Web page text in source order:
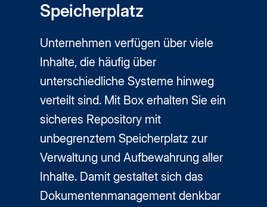
Speicherplatz
Unternehmen verfügen über viele
Inhalte, die häufig über
unterschiedliche Systeme hinweg
verteilt sind. Mit Box erhalten Sie ein
sicheres Repository mit
unbegrenztem Speicherplatz zur
Verwaltung und Aufbewahrung aller
Inhalte. Damit gestaltet sich das
Dokumentenmanagement denkbar